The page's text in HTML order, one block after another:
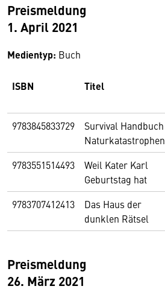
Preismeldung
1. April 2021
Medientyp: Buch
ISBN Titel
9783845833729
Survival Handbuch
Naturkatastrophen
9783551514493
Weil Kater Karl
Geburtstag hat
9783707412413
Das Haus der
dunklen Rätsel
Preismeldung
26. März 2021